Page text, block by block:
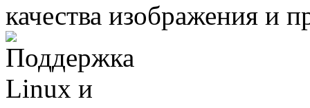
качества изображения и